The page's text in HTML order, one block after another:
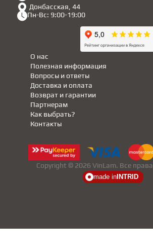
Донбасская, 44
Пн-Вс: 9:00-19:00
Полезная информация
Партнерам
Вопросы и ответы
Доставка и оплата
Возврат и гарантии
Как выбрать?
О нас
Контакты
Copyright © 2026 VinLam. Все
made in INTRID